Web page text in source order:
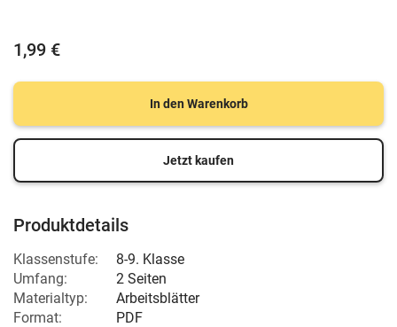
1,99 €
In den Warenkorb
Jetzt kaufen
Produktdetails
Klassenstufe:
8-9. Klasse
Umfang:
2 Seiten
Materialtyp:
Arbeitsblätter
Format:
PDF